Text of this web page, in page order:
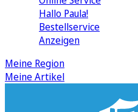
Hallo Paula!
Bestellservice
Anzeigen
Meine Region
Meine Artikel